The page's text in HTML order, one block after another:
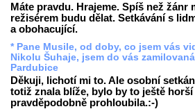
Máte pravdu. Hrajeme. Spíš než žánr
režisérem budu dělat. Setkávání s
a obohacující.
* Pane Musile, od doby, co jsem vás
Nikolu Šuhaje, jsem do vás
Pardubice
Děkuji, lichotí mi to. Ale osobní
totiž znala blíže, bylo by to ještě
pravděpodobně prohloubila.:-)